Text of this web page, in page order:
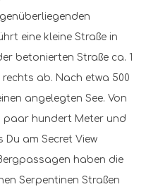
eine kleine Straße in
betonierten Straße ca. 1
ab. Nach etwa 500
angelegten See. Von
paar hundert Meter und
Du am Secret View
haben die
Serpentinen Straßen